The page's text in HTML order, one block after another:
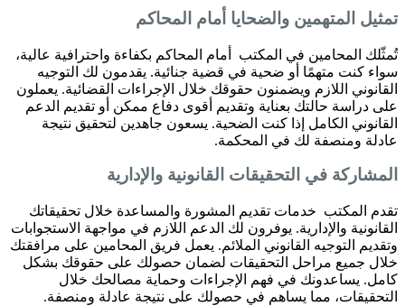
تمثيل المتهمين والضحايا أمام المحاكم
تُمثّلك المحامين في المكتب أمام المحاكم بكفاءة واحترافية عالية،
سواء كنت متهمًا أو ضحية في قضية جنائية. يقدمون لك التوجيه
القانوني اللازم ويضمنون حقوقك خلال الإجراءات القضائية. يعملون
على دراسة حالتك بعناية وتقديم أقوى دفاع ممكن أو تقديم الدعم
القانوني الكامل إذا كنت الضحية. يسعون جاهدين لتحقيق نتيجة
عادلة ومنصفة لك في المحكمة.
المشاركة في التحقيقات القانونية والإدارية
تقدم المكتب خدمات تقديم المشورة والمساعدة خلال تحقيقاتك
القانونية والإدارية. يوفرون لك الدعم اللازم في مواجهة الاستجوابات
وتقديم التوجيه القانوني الملائم. يعمل فريق المحامين على مرافقتك
خلال جميع مراحل التحقيقات لضمان حصولك على حقوقك بشكل
كامل. يساعدونك في فهم الإجراءات وحماية مصالحك خلال
التحقيقات، مما يساهم في حصولك على نتيجة عادلة ومنصفة.